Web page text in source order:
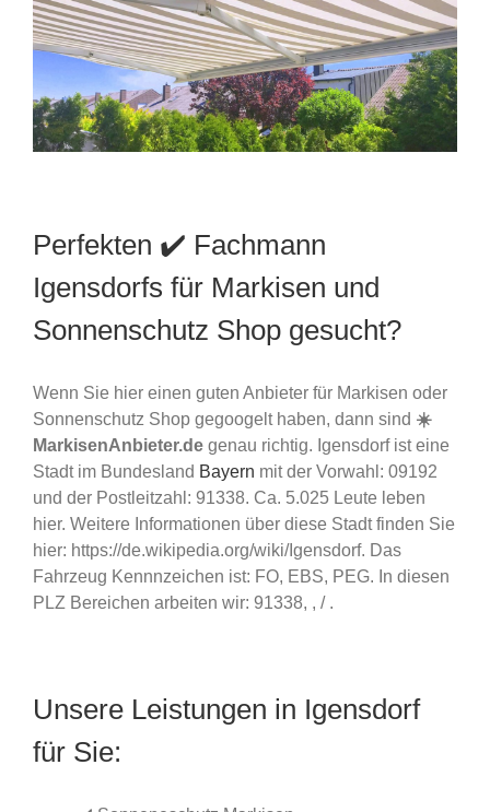
Perfekten ✔️ Fachmann
Igensdorfs für Markisen und
Sonnenschutz Shop gesucht?
Wenn Sie hier einen guten Anbieter für Markisen oder
Sonnenschutz Shop gegoogelt haben, dann sind ☀️
MarkisenAnbieter.de genau richtig. Igensdorf ist eine
Stadt im Bundesland Bayern mit der Vorwahl: 09192
und der Postleitzahl: 91338. Ca. 5.025 Leute leben
hier. Weitere Informationen über diese Stadt finden Sie
hier: https://de.wikipedia.org/wiki/Igensdorf. Das
Fahrzeug Kennnzeichen ist: FO, EBS, PEG. In diesen
PLZ Bereichen arbeiten wir: 91338, , / .
Unsere Leistungen in Igensdorf
für Sie: